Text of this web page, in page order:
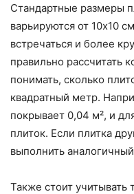
Стандартные размеры
варьируются от 10х10
встречаться и более
правильно рассчитать
понимать, сколько
квадратный метр.
покрывает 0,04 м², и
плиток. Если плитка
выполнить
Также стоит учитывать